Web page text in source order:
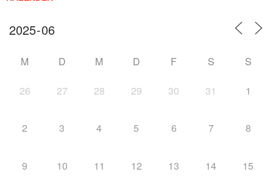
M D M D F S S
26 27 28 29 30 31 1
2 3 4 5 6 7 8
9 10 11 12 13 14 15